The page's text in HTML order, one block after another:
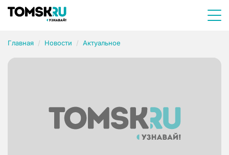
Главная Новости Актуальное